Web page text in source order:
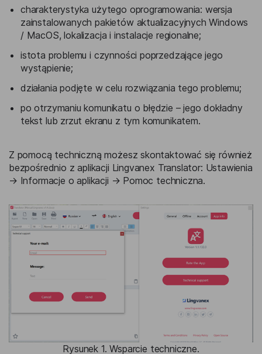
charakterystyka użytego oprogramowania: wersja
zainstalowanych pakietów aktualizacyjnych Windows
/ MacOS, lokalizacja i instalacje regionalne;
istota problemu i czynności poprzedzające jego
wystąpienie;
działania podjęte w celu rozwiązania tego problemu;
po otrzymaniu komunikatu o błędzie – jego dokładny
tekst lub zrzut ekranu z tym komunikatem.
Z pomocą techniczną możesz skontaktować się również
bezpośrednio z aplikacji Lingvanex Translator: Ustawienia
→ Informacje o aplikacji → Pomoc techniczna.
Rysunek 1. Wsparcie techniczne.